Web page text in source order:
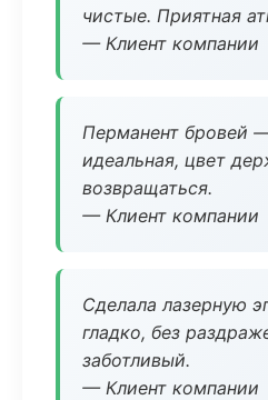
чистые. Приятная
— Клиент компании
Перманент бровей
идеальная, цвет
возвращаться.
— Клиент компании
Сделала лазерную
гладко, без
заботливый.
— Клиент компании